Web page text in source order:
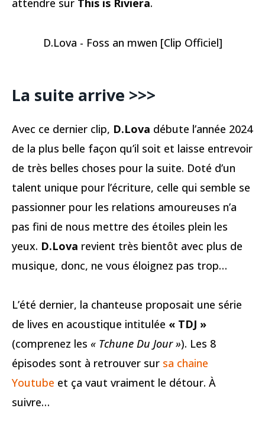
attendre sur This is Riviera.
D.Lova - Foss an mwen [Clip Officiel]
La suite arrive >>>
Avec ce dernier clip, D.Lova débute l’année 2024
de la plus belle façon qu’il soit et laisse entrevoir
de très belles choses pour la suite. Doté d’un
talent unique pour l’écriture, celle qui semble se
passionner pour les relations amoureuses n’a
pas fini de nous mettre des étoiles plein les
yeux. D.Lova revient très bientôt avec plus de
musique, donc, ne vous éloignez pas trop…
L’été dernier, la chanteuse proposait une série
de lives en acoustique intitulée « TDJ »
(comprenez les « Tchune Du Jour »). Les 8
épisodes sont à retrouver sur sa chaine
Youtube et ça vaut vraiment le détour. À
suivre…